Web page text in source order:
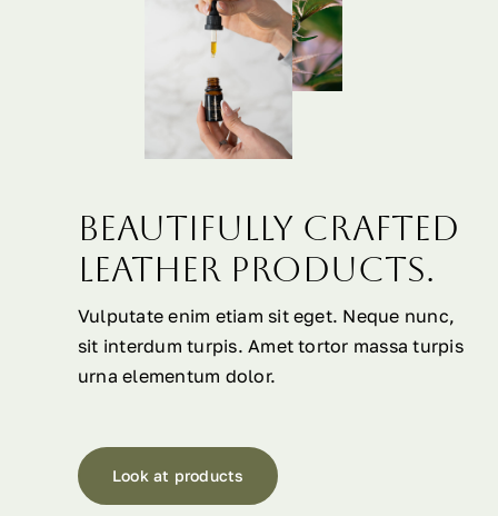
Beautifully crafted
leather products.
Vulputate enim etiam sit eget. Neque nunc,
sit interdum turpis. Amet tortor massa turpis
urna elementum dolor.
Look at products